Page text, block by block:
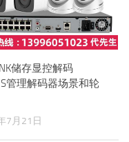
储存显控解码
管理解码器场景和轮
7月21日